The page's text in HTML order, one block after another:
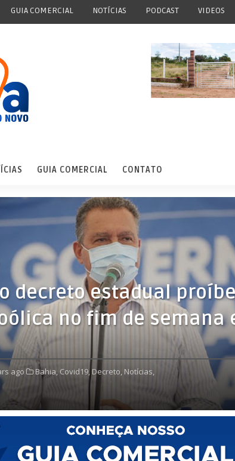
GUIA COMERCIAL NOTÍCIAS PODCAST VIDEOS
GUIA COMERCIAL CONTATO
decreto estadual
no fim de semana
ago Bahia, Covid19, Decreto, Notícias,